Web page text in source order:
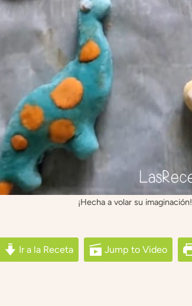
¡Hecha a volar su imaginación!
Ir a la Receta Jump to Video